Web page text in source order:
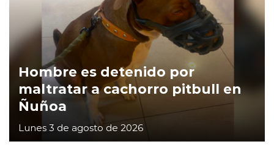
Hombre es detenido por
maltratar a cachorro pitbull en
Ñuñoa
Lunes 3 de agosto de 2026